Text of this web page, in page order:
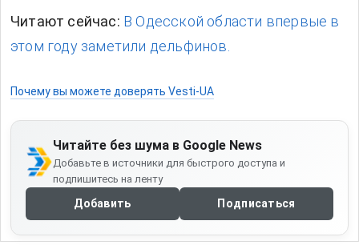
Читают сейчас: В Одесской области впервые в
этом году заметили дельфинов.
Почему вы можете доверять Vesti-UA
Читайте без шума в Google News
Добавьте в источники для быстрого доступа и
подпишитесь на ленту
Добавить Подписаться